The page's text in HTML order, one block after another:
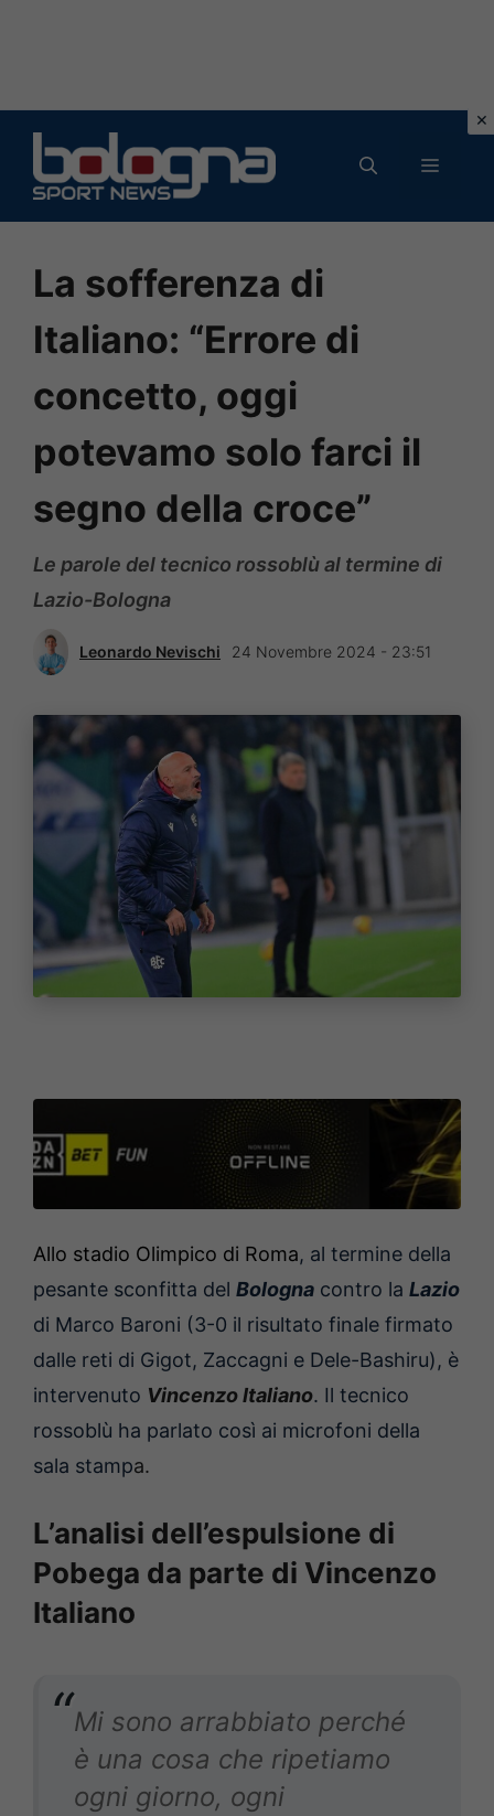
contenuto
MENU
La sofferenza di
Italiano: “Errore di
concetto, oggi
potevamo solo farci il
segno della croce”
Le parole del tecnico rossoblù al termine di
Lazio-Bologna
Leonardo Nevischi 24 Novembre 2024 - 23:51
Allo stadio Olimpico di Roma, al termine della
pesante sconfitta del Bologna contro la Lazio
di Marco Baroni (3-0 il risultato finale firmato
dalle reti di Gigot, Zaccagni e Dele-Bashiru), è
intervenuto Vincenzo Italiano. Il tecnico
rossoblù ha parlato così ai microfoni della
sala stampa.
L’analisi dell’espulsione di
Pobega da parte di Vincenzo
Italiano
Mi sono arrabbiato perché
è una cosa che ripetiamo
ogni giorno, ogni